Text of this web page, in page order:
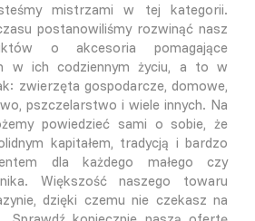
mistrzami w tej kategorii.
postanowiliśmy rozwinąć nasz
o akcesoria pomagające
w ich codziennym życiu, a to w
zwierzęta gospodarcze, domowe,
pszczelarstwo i wiele innych. Na
powiedzieć sami o sobie, że
kapitałem, tradycją i bardzo
dla każdego małego czy
Większość naszego towaru
dzięki czemu nie czekasz na